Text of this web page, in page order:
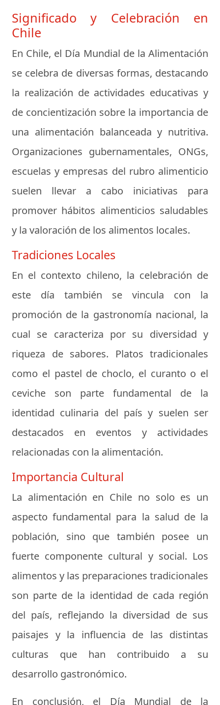
Significado y Celebración en
Chile
En Chile, el Día Mundial de la Alimentación
se celebra de diversas formas, destacando
la realización de actividades educativas y
de concientización sobre la importancia de
una alimentación balanceada y nutritiva.
Organizaciones gubernamentales, ONGs,
escuelas y empresas del rubro alimenticio
suelen llevar a cabo iniciativas para
promover hábitos alimenticios saludables
y la valoración de los alimentos locales.
Tradiciones Locales
En el contexto chileno, la celebración de
este día también se vincula con la
promoción de la gastronomía nacional, la
cual se caracteriza por su diversidad y
riqueza de sabores. Platos tradicionales
como el pastel de choclo, el curanto o el
ceviche son parte fundamental de la
identidad culinaria del país y suelen ser
destacados en eventos y actividades
relacionadas con la alimentación.
Importancia Cultural
La alimentación en Chile no solo es un
aspecto fundamental para la salud de la
población, sino que también posee un
fuerte componente cultural y social. Los
alimentos y las preparaciones tradicionales
son parte de la identidad de cada región
del país, reflejando la diversidad de sus
paisajes y la influencia de las distintas
culturas que han contribuido a su
desarrollo gastronómico.
En conclusión, el Día Mundial de la